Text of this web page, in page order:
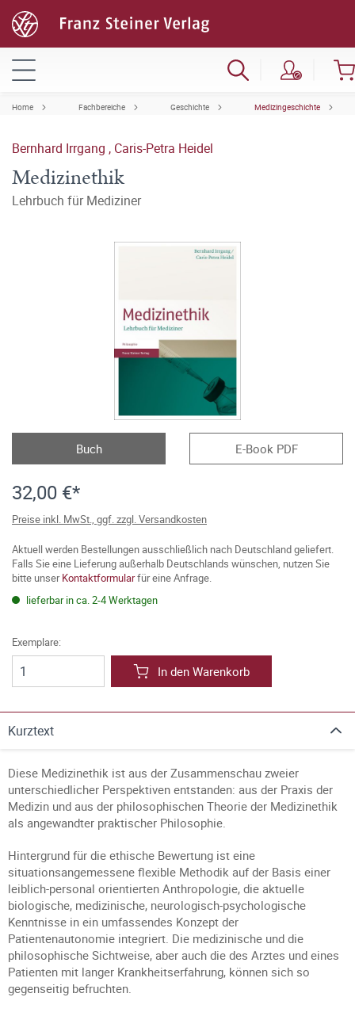
Home Fachbereiche Geschichte Medizingeschichte
Bernhard Irrgang , Caris-Petra Heidel
Medizinethik
Lehrbuch für Mediziner
Buch E-Book PDF
32,00 €*
Preise inkl. MwSt., ggf. zzgl. Versandkosten
Aktuell werden Bestellungen ausschließlich nach Deutschland geliefert.
Falls Sie eine Lieferung außerhalb Deutschlands wünschen, nutzen Sie
bitte unserKontaktformularfür eine Anfrage.
lieferbar in ca. 2-4 Werktagen
Exemplare:
In den Warenkorb
Kurztext
Diese Medizinethik ist aus der Zusammenschau zweier
unterschiedlicher Perspektiven entstanden: aus der Praxis der
Medizin und aus der philosophischen Theorie der Medizinethik
als angewandter praktischer Philosophie.
Hintergrund für die ethische Bewertung ist eine
situationsangemessene flexible Methodik auf der Basis einer
leiblich-personal orientierten Anthropologie, die aktuelle
biologische, medizinische, neurologisch-psychologische
Kenntnisse in ein umfassendes Konzept der
Patientenautonomie integriert. Die medizinische und die
philosophische Sichtweise, aber auch die des Arztes und eines
Patienten mit langer Krankheitserfahrung, können sich so
gegenseitig befruchten.